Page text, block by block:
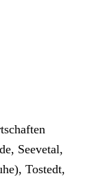
Seevetal,
Tostedt,